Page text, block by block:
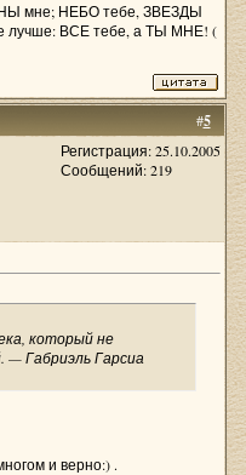
мне; НЕБО тебе, ЗВЕЗДЫ
лучше: ВСЕ тебе, а ТЫ МНЕ! (
#5
Регистрация: 25.10.2005
Сообщений: 219
который не
— Габриэль Гарсиа
и верно:) .